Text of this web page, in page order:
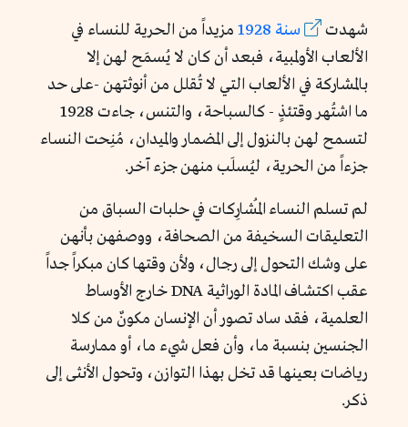
شهدت سنة 1928
مزيداً من الحرية للنساء في
الألعاب الأولمبية، فبعد أن كان لا يُسمَح لهن إلا
بالمشاركة في الألعاب التي لا تُقلل من أنوثتهن -على حد
ما اشتُهر وقتئذٍ - كالسباحة، والتنس، جاءت 1928
لتسمح لهن بالنزول إلى المضمار والميدان، مُنِحت النساء
جزءاً من الحرية، ليُسلَب منهن جزء آخر.
لم تسلم النساء المُشارِكات في حلبات السباق من
التعليقات السخيفة من الصحافة، ووصفهن بأنهن
على وشك التحول إلى رجال، ولأن وقتها كان مبكراً جداً
عقب اكتشاف المادة الوراثية DNA خارج الأوساط
العلمية، فقد ساد تصور أن الإنسان مكونٌ من كلا
الجنسين بنسبة ما، وأن فعل شيء ما، أو ممارسة
رياضات بعينها قد تخل بهذا التوازن، وتحول الأنثى إلى
ذكر.